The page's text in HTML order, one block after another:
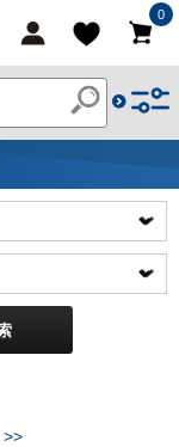
0
>>